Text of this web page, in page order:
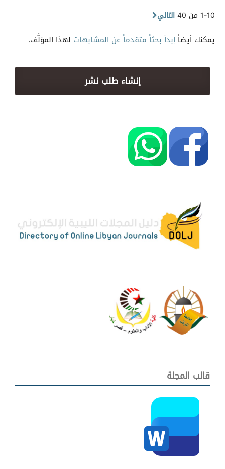
1-10 من 40
التالي
يمكنك أيضاًإبدأ بحثاً متقدماً عن المشابهات لهذا المؤلَّف.
إنشاء طلب نشر
قالب المجلة